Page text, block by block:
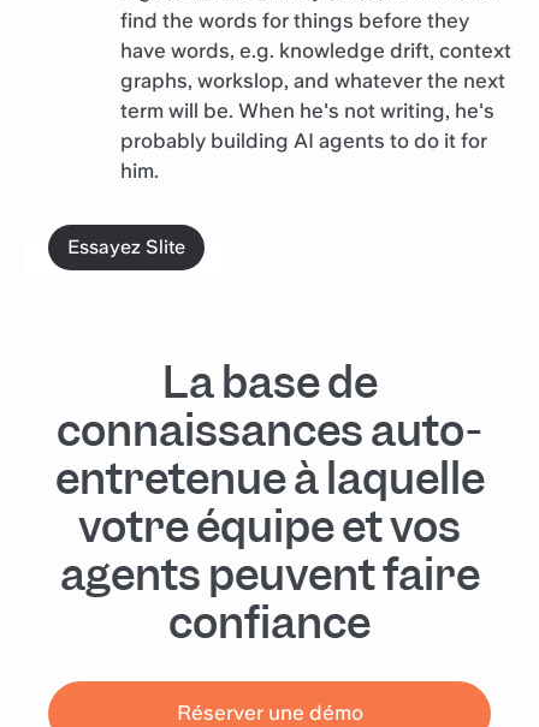
find the words for things before they
have words, e.g. knowledge drift, context
graphs, workslop, and whatever the next
term will be. When he's not writing, he's
probably building AI agents to do it for
him.
Essayez Slite
La base de
connaissances auto-
entretenue à laquelle
votre équipe et vos
agents peuvent faire
confiance
Réserver une démo